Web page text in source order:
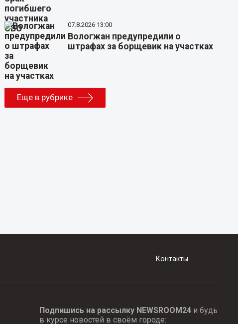
07.8.2026 13:00
Вологжан предупредили о
штрафах за борщевик на участках
Еще в рубрике
Контакты
Подпишись на рассылку NEWSROOM24и будь
в курсе новостей в своём городе: